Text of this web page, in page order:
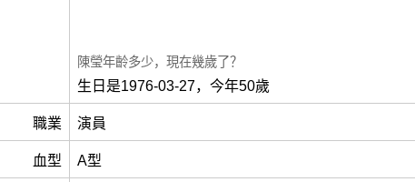
陳瑩年齡多少，現在幾歲了？
生日是1976-03-27，今年50歲
職業 演員
血型 A型